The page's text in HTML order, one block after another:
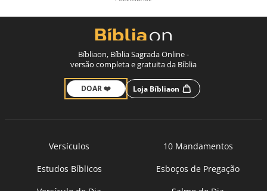
Bíbliaon, Bíblia Sagrada Online -
versão completa e gratuita da Bíblia
DOAR ❤️ Loja Bíbliaon
Versículos
10 Mandamentos
Estudos Bíblicos
Esboços de Pregação